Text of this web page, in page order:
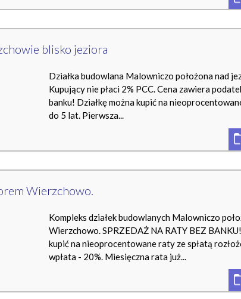
blisko jeziora
Działka budowlana Malowniczo położona nad
Kupujący nie płaci 2% PCC. Cena zawiera
banku! Działkę można kupić na
do 5 lat. Pierwsza...
Wierzchowo.
Kompleks działek budowlanych Malowniczo
Wierzchowo. SPRZEDAŻ NA RATY BEZ
kupić na nieoprocentowane raty ze spłatą
wpłata - 20%. Miesięczna rata już...